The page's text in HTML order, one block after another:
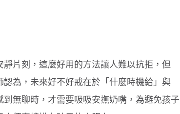
片刻，這麼好用的方法讓人難以抗拒，但
為，未來好不好戒在於「什麼時機給」與
到無聊時，才需要吸吸安撫奶嘴，為避免孩子